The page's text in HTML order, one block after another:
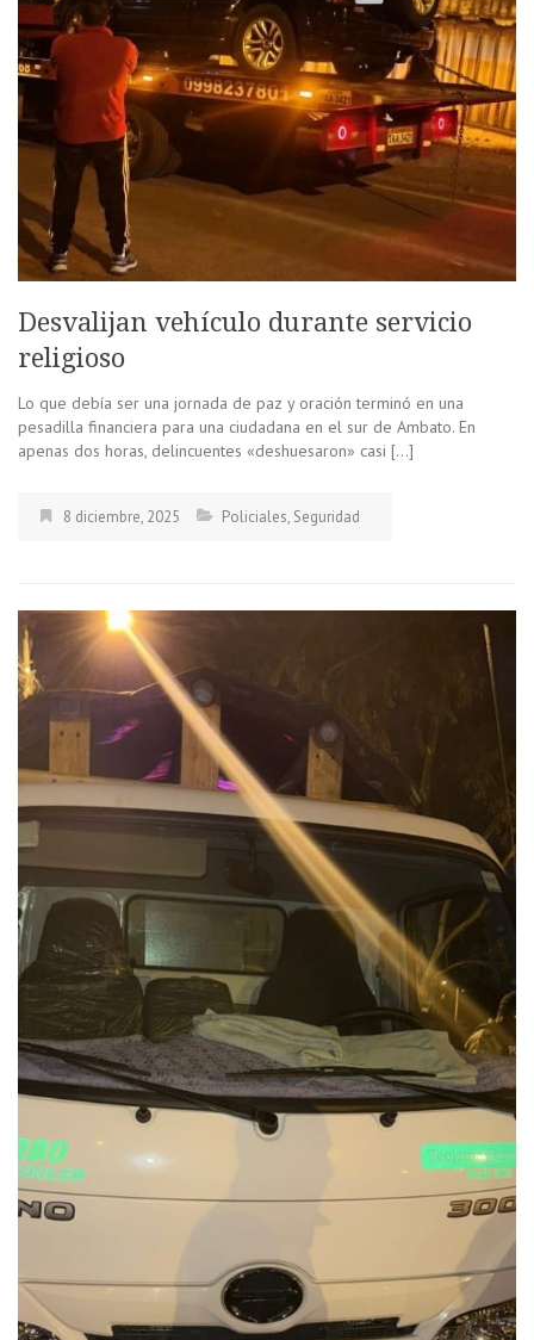
Desvalijan vehículo durante servicio
religioso
Lo que debía ser una jornada de paz y oración terminó en una
pesadilla financiera para una ciudadana en el sur de Ambato. En
apenas dos horas, delincuentes «deshuesaron» casi […]
8 diciembre, 2025 Policiales, Seguridad